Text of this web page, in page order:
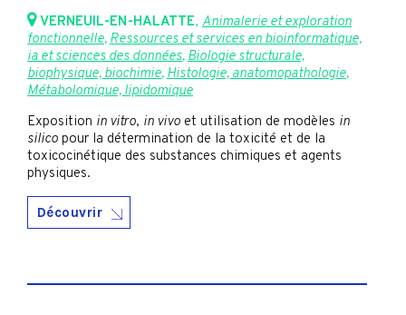
VERNEUIL-EN-HALATTE, Animalerie et exploration
fonctionnelle,Ressources et services en bioinformatique,
ia et sciences des données,Biologie structurale,
biophysique, biochimie,Histologie, anatomopathologie,
Métabolomique, lipidomique
Exposition in vitro, in vivo et utilisation de modèles in
silico pour la détermination de la toxicité et de la
toxicocinétique des substances chimiques et agents
physiques.
Découvrir